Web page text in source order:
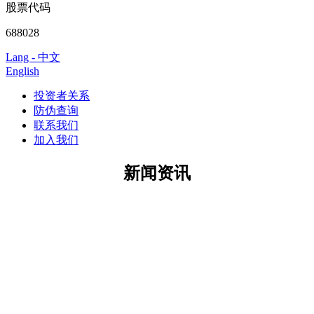
股票代码
688028
Lang - 中文
English
投资者关系
防伪查询
联系我们
加入我们
新闻资讯